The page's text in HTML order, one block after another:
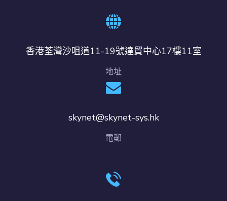
香港荃灣沙咀道11-19號達貿中心17樓11室
地址
skynet@skynet-sys.hk
電郵